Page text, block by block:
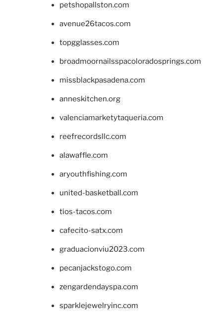
petshopallston.com
avenue26tacos.com
topgglasses.com
broadmoornailsspacoloradosprings.com
missblackpasadena.com
anneskitchen.org
valenciamarketytaqueria.com
reefrecordsllc.com
alawaffle.com
aryouthfishing.com
united-basketball.com
tios-tacos.com
cafecito-satx.com
graduacionviu2023.com
pecanjackstogo.com
zengardendayspa.com
sparklejewelryinc.com